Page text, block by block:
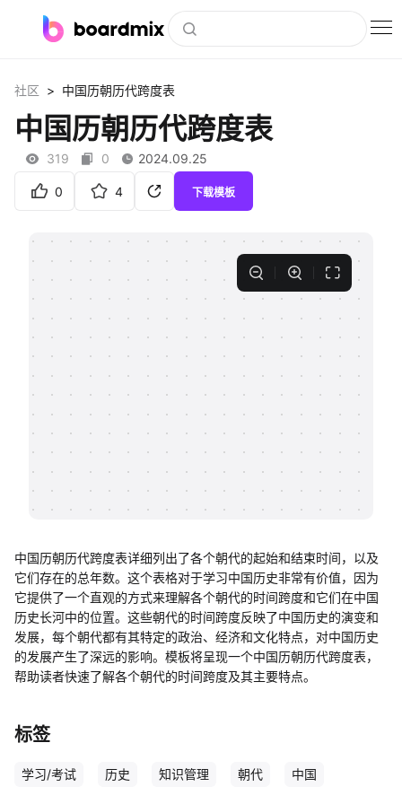
社区资源
下载
支持
社区 > 中国历朝历代跨度表
中国历朝历代跨度表
319 0 2024.09.25
0 4 下载模板
‌中国历朝历代跨度表‌详细列出了各个朝代的起始和结束时间，以及
它们存在的总年数。这个表格对于学习中国历史非常有价值，因为
它提供了一个直观的方式来理解各个朝代的时间跨度和它们在中国
历史长河中的位置。这些朝代的时间跨度反映了中国历史的演变和
发展，每个朝代都有其特定的政治、经济和文化特点，对中国历史
的发展产生了深远的影响‌。模板将呈现一个中国历朝历代跨度表，
帮助读者快速了解各个朝代的时间跨度及其主要特点。
标签
学习/考试 历史 知识管理 朝代 中国